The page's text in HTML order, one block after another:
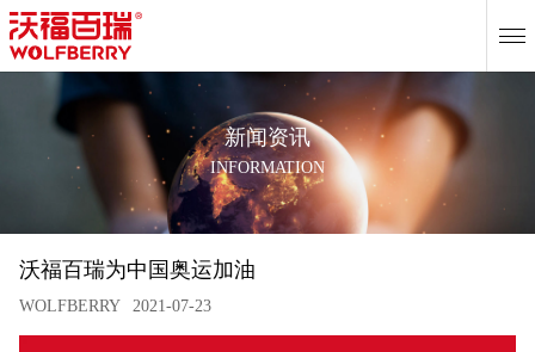
新闻资讯
INFORMATION
沃福百瑞为中国奥运加油
WOLFBERRY 2021-07-23